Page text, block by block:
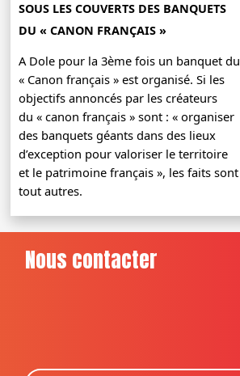
SOUS LES COUVERTS DES BANQUETS
DU « CANON FRANÇAIS »
A Dole pour la 3ème fois un banquet du
« Canon français » est organisé. Si les
objectifs annoncés par les créateurs
du « canon français » sont : « organiser
des banquets géants dans des lieux
d’exception pour valoriser le territoire
et le patrimoine français », les faits sont
tout autres.
Nous contacter